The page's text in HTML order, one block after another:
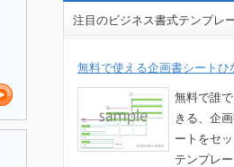
注目のビジネス書式テンプレ
無料で使える企画書シートひ
無料で誰
きる、企
ートをセ
テンプレ